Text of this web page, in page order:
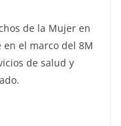
de la Mujer en
el marco del 8M
de salud y